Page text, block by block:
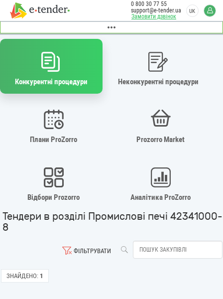
Замовити дзвінок
0 800 30 77 55
support@e-tender.ua
UK
Конкурентні процедури Неконкурентні процедури
Плани ProZorro Prozorro Market
Відбори Prozorro Аналітика ProZorro
Тендери в розділі Промислові печі 42341000-
8
ФІЛЬТРУВАТИ
ЗНАЙДЕНО: 1